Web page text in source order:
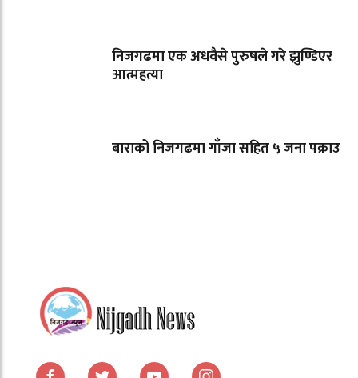
निजगढमा एक अधवैसे पुरुषले गरे झुण्डिएर
आत्महत्या
बाराको निजगढमा गाँजा सहित ५ जना पक्राउ